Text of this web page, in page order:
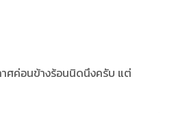
ศค่อนข้างร้อนนิดนึงครับ แต่